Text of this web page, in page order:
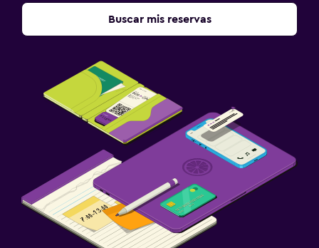
Buscar mis reservas